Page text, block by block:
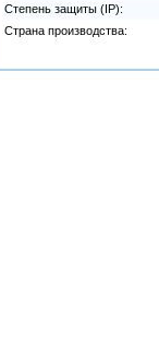
Степень защиты (IP):
Страна производства: